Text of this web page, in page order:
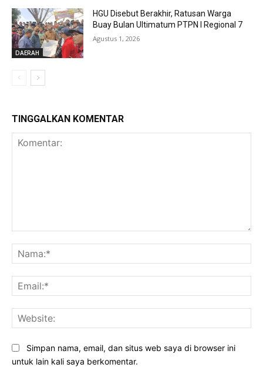
DAERAH
HGU Disebut Berakhir, Ratusan Warga
Buay Bulan Ultimatum PTPN I Regional 7
Agustus 1, 2026
TINGGALKAN KOMENTAR
Simpan nama, email, dan situs web saya di browser ini
untuk lain kali saya berkomentar.